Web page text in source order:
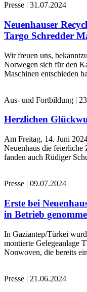
Presse | 31.07.2024
Neuenhauser
Targo Schredder
Wir freuen uns,
Norwegen sich für den
Maschinen entschieden
Aus- und Fortbildung |
Herzlichen
Am Freitag, 14. Juni
Neuenhaus die feierliche
fanden auch Rüdiger
Presse | 09.07.2024
Erste bei
in Betrieb
In Gaziantep/Türkei
montierte Gelegeanlage
Nonwoven, die bereits
Presse | 21.06.2024